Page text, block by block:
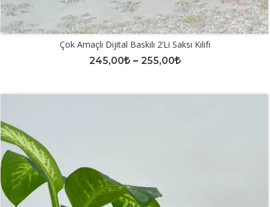
Çok Amaçlı Dijital Baskılı 2’li Saksı Kılıfı
245,00
– 255,00